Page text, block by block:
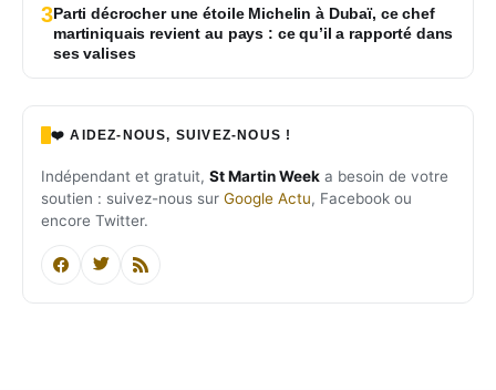
3Parti décrocher une étoile Michelin à Dubaï, ce chef
martiniquais revient au pays : ce qu’il a rapporté dans
ses valises
❤️ AIDEZ-NOUS, SUIVEZ-NOUS !
Indépendant et gratuit, St Martin Week a besoin de votre
soutien : suivez-nous sur Google Actu, Facebook ou
encore Twitter.